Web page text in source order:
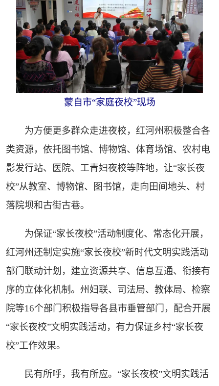
蒙自市“家庭夜校”现场
为方便更多群众走进夜校，红河州积极整合各
类资源，依托图书馆、博物馆、体育场馆、农村电
影发行站、医院、工青妇夜校等阵地，让“家长夜
校”从教室、博物馆、图书馆，走向田间地头、村
落院坝和古街古巷。
为保证“家长夜校”活动制度化、常态化开展，
红河州还制定实施“家长夜校”新时代文明实践活动
部门联动计划，建立资源共享、信息互通、衔接有
序的立体化机制。州妇联、司法局、教体局、检察
院等16个部门积极指导各县市垂管部门，配合开展
“家长夜校”文明实践活动，有力保证乡村“家长夜
校”工作效果。
民有所呼，我有所应。“家长夜校”文明实践活